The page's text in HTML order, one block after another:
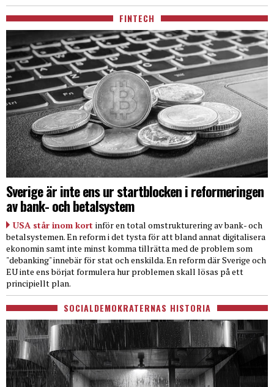
FINTECH
Sverige är inte ens ur startblocken i reformeringen
av bank- och betalsystem
USA står inom kort inför en total omstrukturering av bank- och
betalsystemen. En reform i det tysta för att bland annat digitalisera
ekonomin samt inte minst komma tillrätta med de problem som
"debanking" innebär för stat och enskilda. En reform där Sverige och
EU inte ens börjat formulera hur problemen skall lösas på ett
principiellt plan.
SOCIALDEMOKRATERNAS HISTORIA